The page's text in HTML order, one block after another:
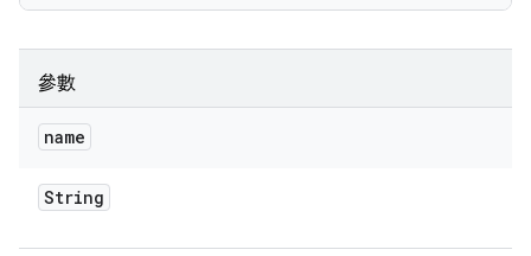
參數
name
String